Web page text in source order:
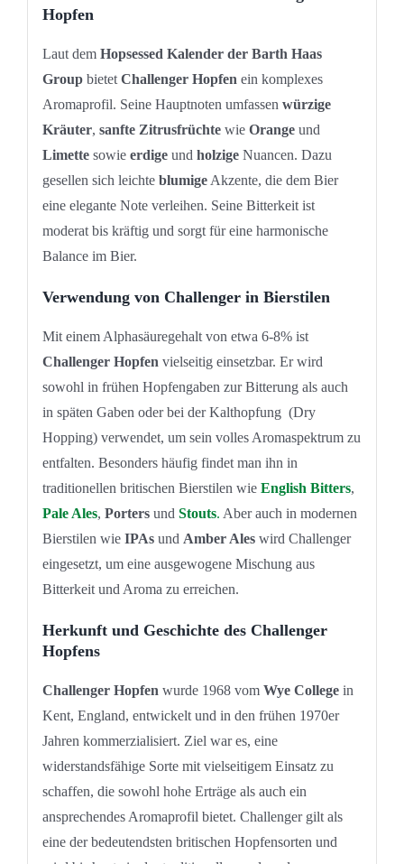
Hopfen
Laut dem Hopsessed Kalender der Barth Haas
Groupbietet Challenger Hopfen ein komplexes
Aromaprofil. Seine Hauptnoten umfassen würzige
Kräuter, sanfte Zitrusfrüchtewie Orangeund
Limettesowie erdigeund holzigeNuancen. Dazu
gesellen sich leichte blumigeAkzente, die dem Bier
eine elegante Note verleihen. Seine Bitterkeit ist
moderat bis kräftig und sorgt für eine harmonische
Balance im Bier.
Verwendung von Challenger in Bierstilen
Mit einem Alphasäuregehalt von etwa 6-8% ist
Challenger Hopfen vielseitig einsetzbar. Er wird
sowohl in frühen Hopfengaben zur Bitterung als auch
in späten Gaben oder bei der Kalthopfung (Dry
Hopping) verwendet, um sein volles Aromaspektrum zu
entfalten. Besonders häufig findet man ihn in
traditionellen britischen Bierstilen wie English Bitters,
Pale Ales, Portersund Stouts. Aber auch in modernen
Bierstilen wie IPAsund Amber Aleswird Challenger
eingesetzt, um eine ausgewogene Mischung aus
Bitterkeit und Aroma zu erreichen.
Herkunft und Geschichte des Challenger
Hopfens
Challenger Hopfen wurde 1968 vom Wye Collegein
Kent, England, entwickelt und in den frühen 1970er
Jahren kommerzialisiert. Ziel war es, eine
widerstandsfähige Sorte mit vielseitigem Einsatz zu
schaffen, die sowohl hohe Erträge als auch ein
ansprechendes Aromaprofil bietet. Challenger gilt als
eine der bedeutendsten britischen Hopfensorten und